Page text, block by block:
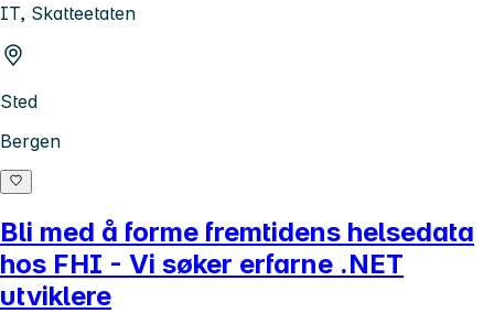
IT, Skatteetaten
Sted
Bergen
Bli med å forme fremtidens helsedata
hos FHI - Vi søker erfarne .NET
utviklere